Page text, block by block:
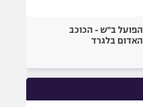
הפועל ב"ש - הכוכב
האדום בלגרד